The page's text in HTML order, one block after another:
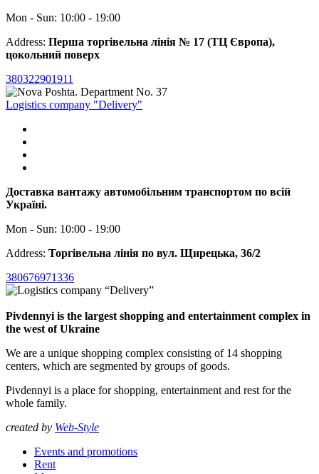
Mon - Sun: 10:00 - 19:00
Address: Перша торгівельна лінія № 17 (ТЦ Європа),
цокольний поверх
380322901911
Logistics company "Delivery"
Доставка вантажу автомобільним транспортом по всій
Україні.
Mon - Sun: 10:00 - 19:00
Address: Торгівельна лінія по вул. Щирецька, 36/2
380676971336
Pivdennyi is the largest shopping and entertainment complex in
the west of Ukraine
We are a unique shopping complex consisting of 14 shopping
centers, which are segmented by groups of goods.
Pivdennyi is a place for shopping, entertainment and rest for the
whole family.
created by Web-Style
Events and promotions
Rent